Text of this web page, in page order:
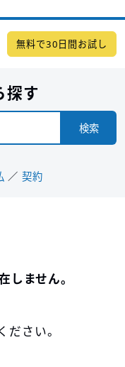
無料で30日間お試し
探す
検索
契約
しません。
ださい。